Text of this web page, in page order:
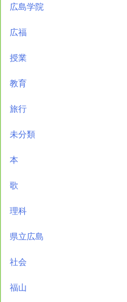
広島学院
広福
授業
教育
旅行
未分類
本
歌
理科
県立広島
社会
福山